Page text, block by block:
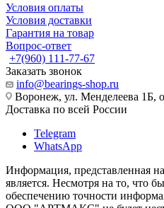
Условия оплаты
Условия доставки
Гарантия на товар
Вопрос-ответ
+7(960) 111-77-67
Заказать звонок
info@bearings-shop.ru
Воронеж, ул. Менделеева 1Б,
Доставка по всей России
Telegram
WhatsApp
Информация, представленная
является. Несмотря на то, что
обеспечению точности